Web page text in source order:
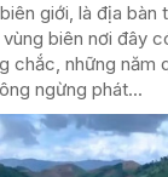
giới, là địa
biên nơi đây
chắc, những năm
ngừng phát...